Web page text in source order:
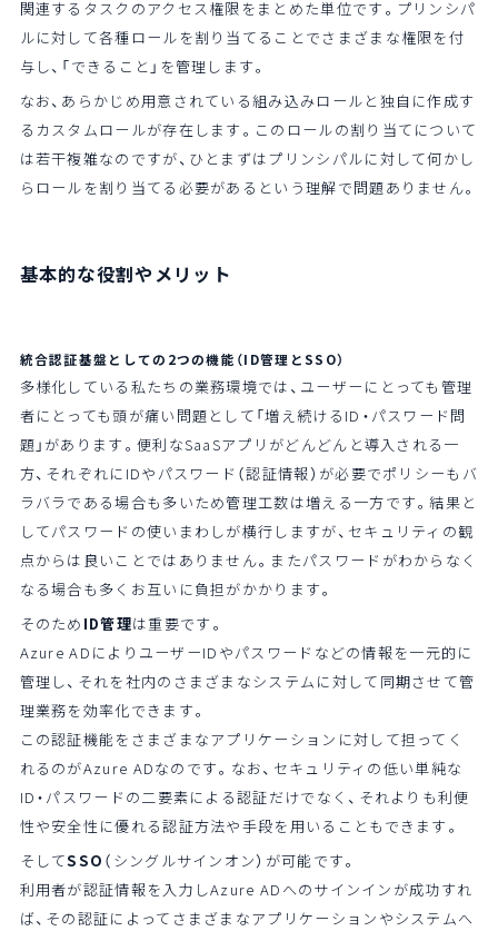
関連するタスクのアクセス権限をまとめた単位です。プリンシパ
ルに対して各種ロールを割り当てることでさまざまな権限を付
与し、「できること」を管理します。
なお、あらかじめ用意されている組み込みロールと独自に作成す
るカスタムロールが存在します。このロールの割り当てについて
は若干複雑なのですが、ひとまずはプリンシパルに対して何かし
らロールを割り当てる必要があるという理解で問題ありません。
基本的な役割やメリット
統合認証基盤としての2つの機能（ID管理とSSO）
多様化している私たちの業務環境では、ユーザーにとっても管理
者にとっても頭が痛い問題として「増え続けるID・パスワード問
題」があります。便利なSaaSアプリがどんどんと導入される一
方、それぞれにIDやパスワード（認証情報）が必要でポリシーもバ
ラバラである場合も多いため管理工数は増える一方です。結果と
してパスワードの使いまわしが横行しますが、セキュリティの観
点からは良いことではありません。またパスワードがわからなく
なる場合も多くお互いに負担がかかります。
そのため ID管理は重要です。
Azure ADによりユーザーIDやパスワードなどの情報を一元的に
管理し、それを社内のさまざまなシステムに対して同期させて管
理業務を効率化できます。
この認証機能をさまざまなアプリケーションに対して担ってく
れるのがAzure ADなのです。なお、セキュリティの低い単純な
ID・パスワードの二要素による認証だけでなく、それよりも利便
性や安全性に優れる認証方法や手段を用いることもできます。
そしてSSO （シングルサインオン）が可能です。
利用者が認証情報を入力しAzure ADへのサインインが成功すれ
ば、その認証によってさまざまなアプリケーションやシステムへ